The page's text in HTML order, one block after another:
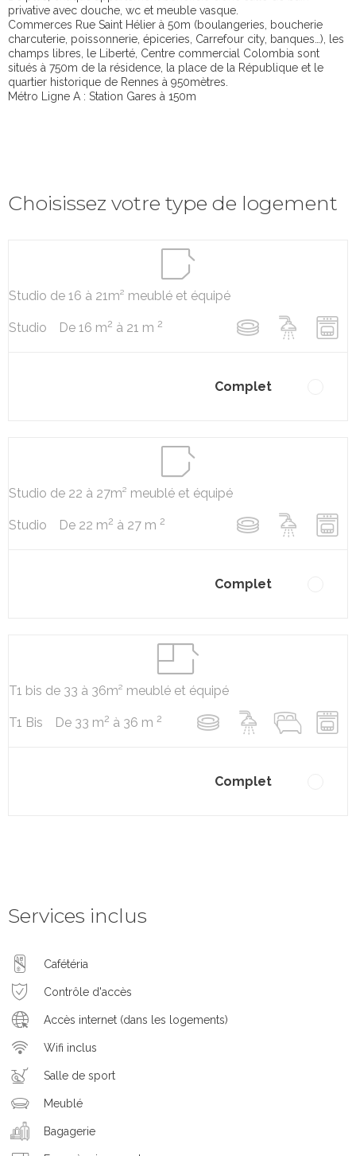
privative avec douche, wc et meuble vasque.
Commerces Rue Saint Hélier à 50m (boulangeries, boucherie
charcuterie, poissonnerie, épiceries, Carrefour city, banques…), les
champs libres, le Liberté, Centre commercial Colombia sont
situés à 750m de la résidence, la place de la République et le
quartier historique de Rennes à 950mètres.
Métro Ligne A : Station Gares à 150m
Choisissez votre type de logement
Studio de 16 à 21m² meublé et équipé
Studio De 16 m2 à 21 m 2
Complet
Studio de 22 à 27m² meublé et équipé
Studio De 22 m2 à 27 m 2
Complet
T1 bis de 33 à 36m² meublé et équipé
T1 Bis De 33 m2 à 36 m 2
Complet
Services inclus
Cafétéria
Contrôle d'accès
Accès internet (dans les logements)
Wifi inclus
Salle de sport
Meublé
Bagagerie